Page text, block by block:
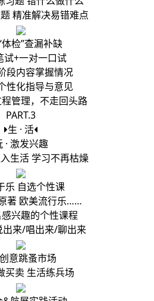
精准解决易错难点
体检”查漏补缺
试+一对一口试
段内容掌握情况
性化指导与意见
管理，不走回头路
PART.3
生 · 活
· 激发兴趣
生活 学习不再枯燥
乐 自选个性课
著 欧美流行乐……
兴趣的个性课程
出来/唱出来/聊出来
意跳蚤市场
买卖 生活练兵场